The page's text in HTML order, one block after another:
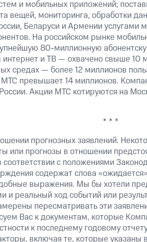
и мобильных приложений;
вещей, мониторинга, обработки
Беларуси и Армении услугами
На российском рынке
80-миллионную
и ТВ — охвачено свыше 10
средах — более 12 миллионов
превышает 14 миллионов.
Акции МТС котируются на
* * *
прогнозных заявлений.
или прогнозы в отношении
соответствии с положениями
содержат слова
выражения. Мы бы хотели
и реальный ход событий или
пересматривать эти
Вас к документам, которые
к последнему годовому
включая те, которые